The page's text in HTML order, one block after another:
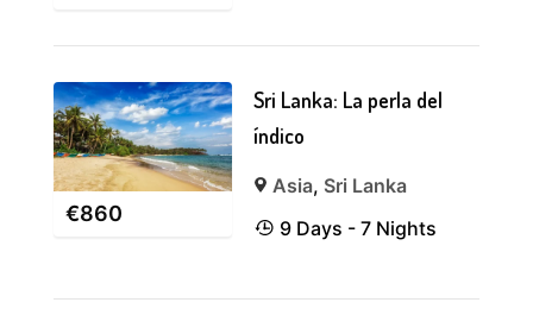
€860
Sri Lanka: La perla del
índico
Asia, Sri Lanka
9 Days - 7 Nights